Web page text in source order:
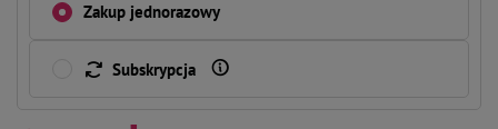
Zakup jednorazowy
Subskrypcja